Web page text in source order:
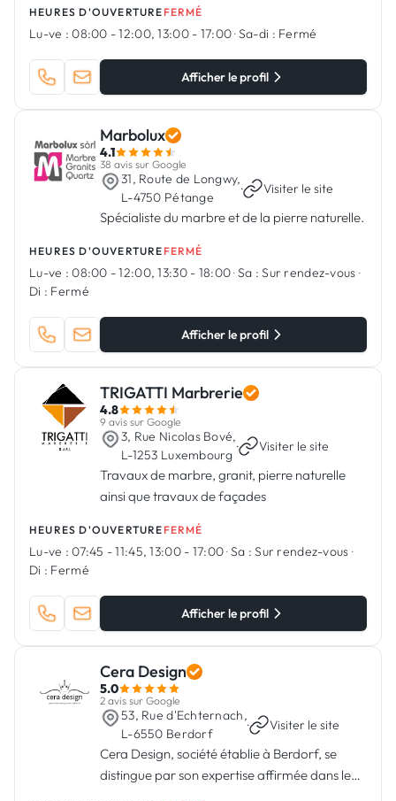
HEURES D'OUVERTURE FERMÉ
Lu-ve : 08:00 - 12:00, 13:00 - 17:00·Sa-di : Fermé
Afficher le profil
Marbolux
4.1
38 avis sur Google
31, Route de Longwy,
L-4750 Pétange
· Visiter le site
Spécialiste du marbre et de la pierre naturelle.
HEURES D'OUVERTURE FERMÉ
Lu-ve : 08:00 - 12:00, 13:30 - 18:00·Sa : Sur rendez-vous ·
Di : Fermé
Afficher le profil
TRIGATTI Marbrerie
4.8
9 avis sur Google
3, Rue Nicolas Bové,
L-1253 Luxembourg
· Visiter le site
Travaux de marbre, granit, pierre naturelle
ainsi que travaux de façades
HEURES D'OUVERTURE FERMÉ
Lu-ve : 07:45 - 11:45, 13:00 - 17:00·Sa : Sur rendez-vous ·
Di : Fermé
Afficher le profil
Cera Design
5.0
2 avis sur Google
53, Rue d'Echternach,
L-6550 Berdorf
· Visiter le site
Cera Design, société établie à Berdorf, se
distingue par son expertise affirmée dans le